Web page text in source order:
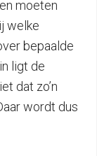
moeten
welke
bepaalde
ligt de
dat zo’n
wordt dus